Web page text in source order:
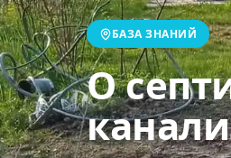
БАЗА ЗНАНИЙ
О